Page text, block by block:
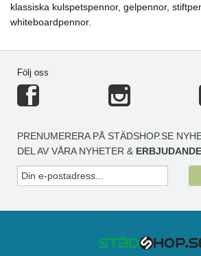
klassiska kulspetspennor, gelpennor,
whiteboardpennor.
Följ oss
PRENUMERERA PÅ STÄDSHOP.SE
DEL AV VÅRA NYHETER &